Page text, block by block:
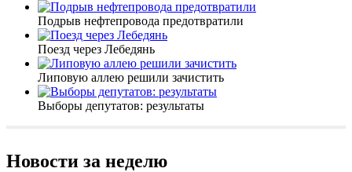
Подрыв нефтепровода предотвратили
Поезд через Лебедянь
Липовую аллею решили зачистить
Выборы депутатов: результаты
Новости за неделю